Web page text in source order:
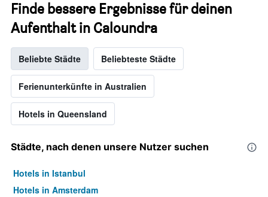
Finde bessere Ergebnisse für deinen
Aufenthalt in Caloundra
Beliebte Städte Beliebteste Städte
Ferienunterkünfte in Australien
Hotels in Queensland
Städte, nach denen unsere Nutzer suchen
Hotels in Istanbul
Hotels in Amsterdam